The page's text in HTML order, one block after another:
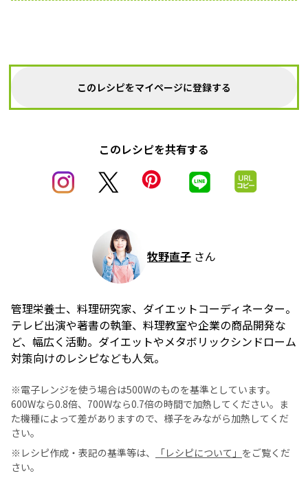
このレシピをマイページに登録する
このレシピを共有する
牧野直子 さん
管理栄養士、料理研究家、ダイエットコーディネーター。
テレビ出演や著書の執筆、料理教室や企業の商品開発な
ど、幅広く活動。ダイエットやメタボリックシンドローム
対策向けのレシピなども人気。
※電子レンジを使う場合は500Wのものを基準としています。
600Wなら0.8倍、700Wなら0.7倍の時間で加熱してください。ま
た機種によって差がありますので、様子をみながら加熱してくだ
さい。
※レシピ作成・表記の基準等は、
「レシピについて」 をご覧くだ
さい。